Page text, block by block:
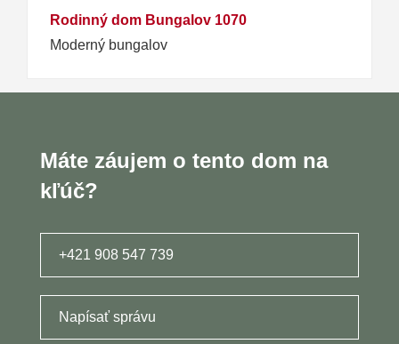
Rodinný dom Bungalov 1070
Moderný bungalov
Máte záujem o tento dom na
kľúč?
+421 908 547 739
Napísať správu